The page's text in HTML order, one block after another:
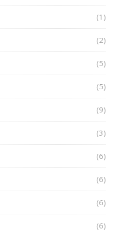
(1)
(2)
(5)
(5)
(9)
(3)
(6)
(6)
(6)
(6)